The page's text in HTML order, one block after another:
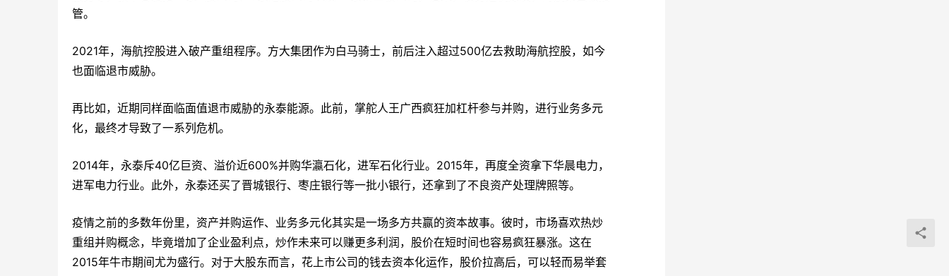
管。
2021年，海航控股进入破产重组程序。方大集团作为白马骑士，前后注入超过500亿去救助海航控股，如今
也面临退市威胁。
再比如，近期同样面临面值退市威胁的永泰能源。此前，掌舵人王广西疯狂加杠杆参与并购，进行业务多元
化，最终才导致了一系列危机。
2014年，永泰斥40亿巨资、溢价近600%并购华瀛石化，进军石化行业。2015年，再度全资拿下华晨电力，
进军电力行业。此外，永泰还买了晋城银行、枣庄银行等一批小银行，还拿到了不良资产处理牌照等。
疫情之前的多数年份里，资产并购运作、业务多元化其实是一场多方共赢的资本故事。彼时，市场喜欢热炒
重组并购概念，毕竟增加了企业盈利点，炒作未来可以赚更多利润，股价在短时间也容易疯狂暴涨。这在
2015年牛市期间尤为盛行。对于大股东而言，花上市公司的钱去资本化运作，股价拉高后，可以轻而易举套